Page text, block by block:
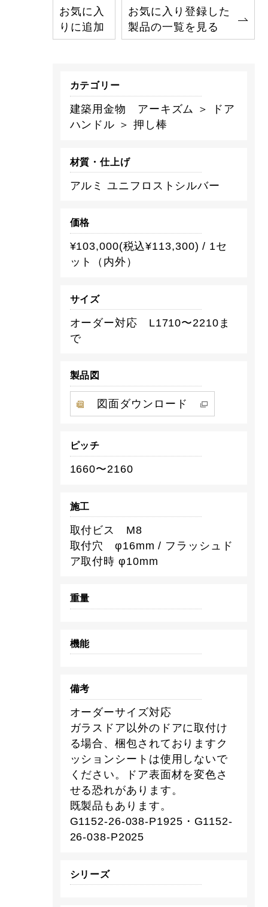
お気に入
りに追加
お気に入り登録した
製品の一覧を見る
カテゴリー
建築用金物 アーキズム ＞ ドア
ハンドル ＞ 押し棒
材質・仕上げ
アルミ ユニフロストシルバー
価格
¥103,000(税込¥113,300) / 1セ
ット（内外）
サイズ
オーダー対応 L1710〜2210ま
で
製品図
図面ダウンロード
ピッチ
1660〜2160
施工
取付ビス M8
取付穴 φ16mm / フラッシュド
ア取付時 φ10mm
重量
機能
備考
オーダーサイズ対応
ガラスドア以外のドアに取付け
る場合、梱包されておりますク
ッションシートは使用しないで
ください。ドア表面材を変色さ
せる恐れがあります。
既製品もあります。
G1152-26-038-P1925・G1152-
26-038-P2025
シリーズ